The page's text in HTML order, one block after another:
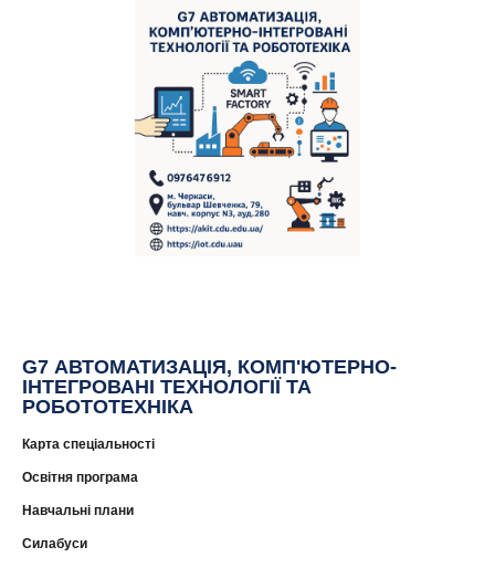
G7 АВТОМАТИЗАЦІЯ, КОМП'ЮТЕРНО-
ІНТЕГРОВАНІ ТЕХНОЛОГІЇ ТА
РОБОТОТЕХНІКА
Карта спеціальності
Освітня програма
Навчальні плани
Силабуси